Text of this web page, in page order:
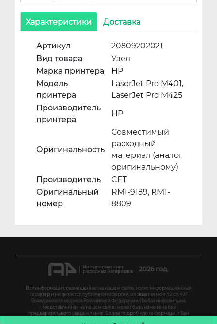
Характеристики Доставка
Артикул
20809202021
Вид товара
Узел
Марка принтера
HP
Модель
принтера
LaserJet Pro M401,
LaserJet Pro M425
Производитель
принтера
HP
Оригинальность
Совместимый
расходный
материал (аналог
оригинальному)
Производитель
CET
Оригинальный
номер
RM1-9189, RM1-
8809
2026 год.
Вся информация, размещенная на нашем сайте, носит информационный
характер и не является публичной офертой, определяемой п.2 ст. 437
Гражданского кодекса Российской Федерации. Любая информация,
представленная на нашем сайте, может быть изменена без
предварительного уведомления. Более подробную информацию Вам